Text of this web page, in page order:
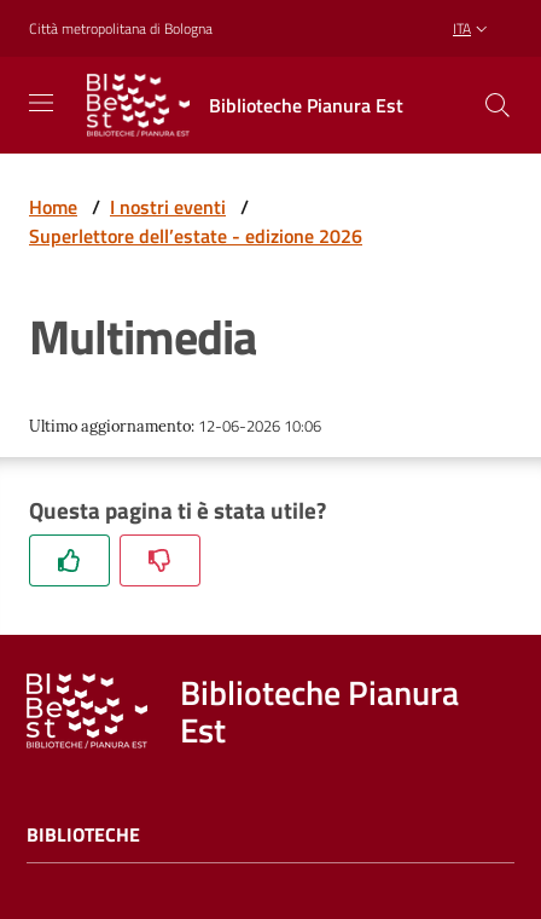
Vai al contenuto
Vai alla navigazione
Vai al footer
Città metropolitana di Bologna ITA
Biblioteche Pianura Est
Biblioteche
Pianura
Est
CREARE,
RICREARSI
Biblioteche
Cosa
Trova
libri
film
Calendario
Home / I nostri eventi /
Superlettore dell’estate - edizione 2026
Multimedia
Ultimo aggiornamento: 12-06-2026 10:06
Questa pagina ti è stata utile?
Biblioteche Pianura
Est
BIBLIOTECHE